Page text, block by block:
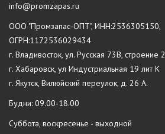
info@promzapas.ru
ООО "Промзапас-ОПТ", ИНН:2536305150,
ОГРН:1172536029434
г. Владивосток, ул. Русская 73В, строение
г. Хабаровск, ул Индустриальная 19 лит К
г. Якутск, Вилюйский переулок, д. 26 А.
Будни: 09.00-18.00
Суббота, воскресенье - выходной